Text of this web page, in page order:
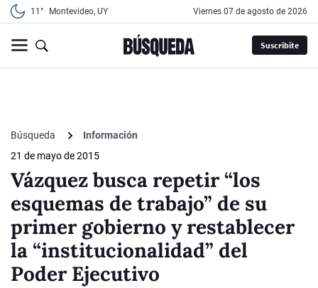
11° Montevideo, UY viernes 07 de agosto de 2026
Suscribite
Búsqueda
Información
21 de mayo de 2015
Vázquez busca repetir “los
esquemas de trabajo” de su
primer gobierno y restablecer
la “institucionalidad” del
Poder Ejecutivo